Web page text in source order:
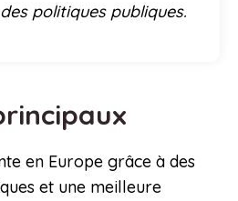
politiques publiques.
en Europe grâce à des
et une meilleure